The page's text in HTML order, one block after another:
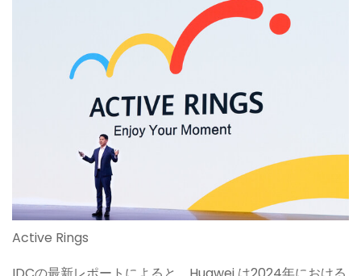
Active Rings